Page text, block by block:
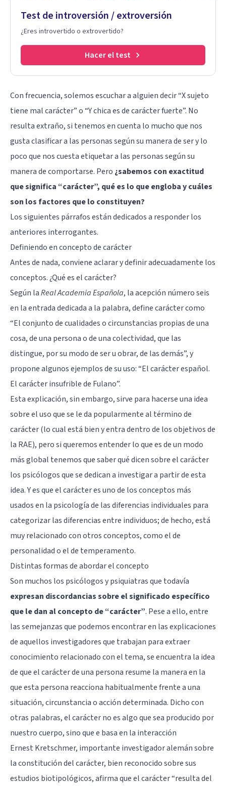
Test de introversión / extroversión
¿Eres introvertido o extrovertido?
Hacer el test
Con frecuencia, solemos escuchar a alguien decir “X sujeto
tiene mal carácter” o “Y chica es de carácter fuerte”. No
resulta extraño, si tenemos en cuenta lo mucho que nos
gusta clasificar a las personas según su manera de ser y lo
poco que nos cuesta etiquetar a las personas según su
manera de comportarse. Pero ¿sabemos con exactitud
que significa “carácter”, qué es lo que engloba y cuáles
son los factores que lo constituyen?
Los siguientes párrafos están dedicados a responder los
anteriores interrogantes.
Definiendo en concepto de carácter
Antes de nada, conviene aclarar y definir adecuadamente los
conceptos. ¿Qué es el carácter?
Según laReal Academia Española, la acepción número seis
en la entrada dedicada a la palabra, define carácter como
“El conjunto de cualidades o circunstancias propias de una
cosa, de una persona o de una colectividad, que las
distingue, por su modo de ser u obrar, de las demás”, y
propone algunos ejemplos de su uso: “El carácter español.
El carácter insufrible de Fulano”.
Esta explicación, sin embargo, sirve para hacerse una idea
sobre el uso que se le da popularmente al término de
carácter (lo cual está bien y entra dentro de los objetivos de
la RAE), pero si queremos entender lo que es de un modo
más global tenemos que saber qué dicen sobre el carácter
los psicólogos que se dedican a investigar a partir de esta
idea. Y es que el carácter es uno de los conceptos más
usados en la psicología de las diferencias individuales para
categorizar las diferencias entre individuos; de hecho, está
muy relacionado con otros conceptos, como el de
personalidado el de temperamento.
Distintas formas de abordar el concepto
Son muchos los psicólogos y psiquiatras que todavía
expresan discordancias sobre el significado específico
que le dan al concepto de “carácter”. Pese a ello, entre
las semejanzas que podemos encontrar en las explicaciones
de aquellos investigadores que trabajan para extraer
conocimiento relacionado con el tema, se encuentra la idea
de que el carácter de una persona resume la manera en la
que esta persona reacciona habitualmente frente a una
situación, circunstancia o acción determinada. Dicho con
otras palabras, el carácter no es algo que sea producido por
nuestro cuerpo, sino que e basa en la interacción
Ernest Kretschmer, importante investigador alemán sobre
la constitución del carácter, bien reconocido sobre sus
estudios biotipológicos, afirma que el carácter “resulta del